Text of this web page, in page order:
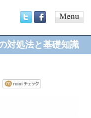
menu
対処法と基礎知識